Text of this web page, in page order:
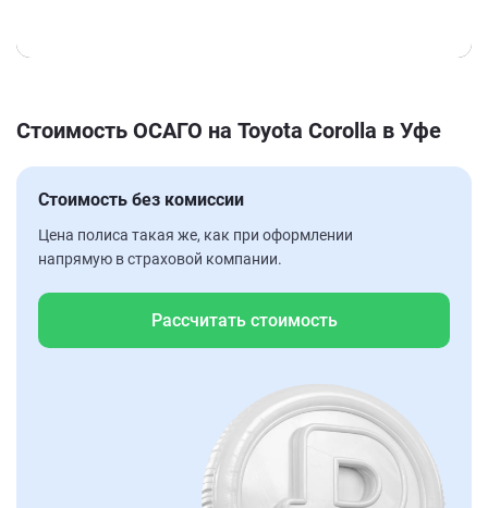
Стоимость ОСАГО на Toyota Corolla в Уфе
Стоимость без комиссии
Цена полиса такая же, как при оформлении
напрямую в страховой компании.
Рассчитать стоимость